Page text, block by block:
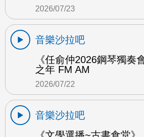
2026/07/23
音樂沙拉吧
《任俞仲2026鋼琴獨奏
之年 FM AM
2026/07/22
音樂沙拉吧